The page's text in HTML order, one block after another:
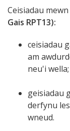
Ceisiadau
Gais RPT13):
ceisiadau
am
neu'i
geisiadau
derfynu
wneud.